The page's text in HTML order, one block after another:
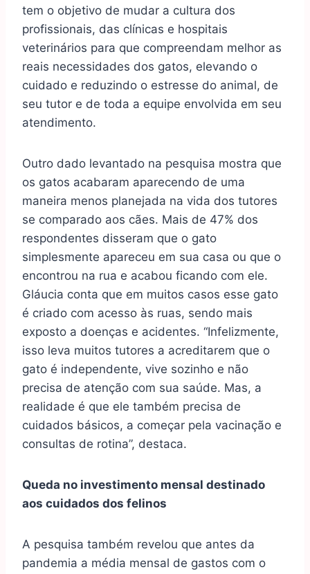
tem o objetivo de mudar a cultura dos
profissionais, das clínicas e hospitais
veterinários para que compreendam melhor as
reais necessidades dos gatos, elevando o
cuidado e reduzindo o estresse do animal, de
seu tutor e de toda a equipe envolvida em seu
atendimento.
Outro dado levantado na pesquisa mostra que
os gatos acabaram aparecendo de uma
maneira menos planejada na vida dos tutores
se comparado aos cães. Mais de 47% dos
respondentes disseram que o gato
simplesmente apareceu em sua casa ou que o
encontrou na rua e acabou ficando com ele.
Gláucia conta que em muitos casos esse gato
é criado com acesso às ruas, sendo mais
exposto a doenças e acidentes. “Infelizmente,
isso leva muitos tutores a acreditarem que o
gato é independente, vive sozinho e não
precisa de atenção com sua saúde. Mas, a
realidade é que ele também precisa de
cuidados básicos, a começar pela vacinação e
consultas de rotina”, destaca.
Queda no investimento mensal destinado
aos cuidados dos felinos
A pesquisa também revelou que antes da
pandemia a média mensal de gastos com o